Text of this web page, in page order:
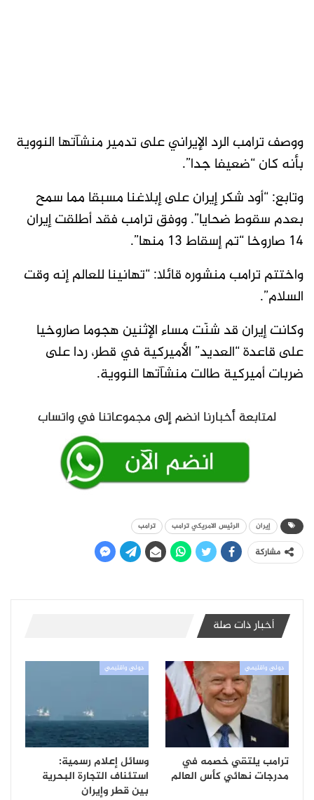
ووصف ترامب الرد الإيراني على تدمير منشآتها النووية
بأنه كان “ضعيفا جدا”.
وتابع: “أود شكر إيران على إبلاغنا مسبقا مما سمح
بعدم سقوط ضحايا”. ووفق ترامب فقد أطلقت إيران
14 صاروخا “تم إسقاط 13 منها”.
واختتم ترامب منشوره قائلا: “تهانينا للعالم إنه وقت
السلام”.
وكانت إيران قد شنّت مساء الإثنين هجوما صاروخيا
على قاعدة “العديد” الأميركية في قطر، ردا على
ضربات أميركية طالت منشآتها النووية.
إيران الرئيس الامريكي ترامب ترامب
مشاركة
أخبار ذات صلة
دولي واقليمي
ترامب يلتقي خصمه في
مدرجات نهائي كأس العالم
دولي واقليمي
وسائل إعلام رسمية:
استئناف التجارة البحرية
بين قطر وإيران